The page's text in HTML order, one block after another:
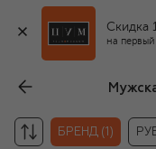
Скидка
на
БРЕНД (1)